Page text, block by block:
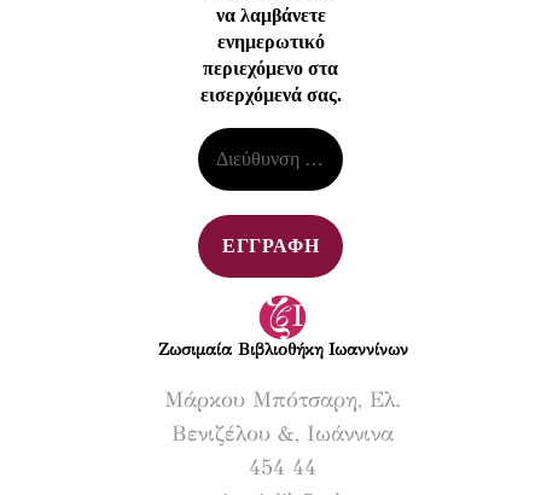
να λαμβάνετε
ενημερωτικό
περιεχόμενο στα
εισερχόμενά σας.
Ζωσιμαία Βιβλιοθήκη Ιωαννίνων​
Μάρκου Μπότσαρη, Ελ.
Βενιζέλου &, Ιωάννινα
454 44